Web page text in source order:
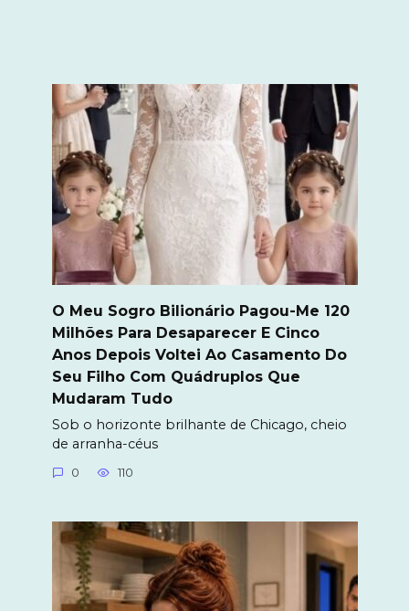
O Meu Sogro Bilionário Pagou-Me 120
Milhões Para Desaparecer E Cinco
Anos Depois Voltei Ao Casamento Do
Seu Filho Com Quádruplos Que
Mudaram Tudo
Sob o horizonte brilhante de Chicago, cheio
de arranha-céus
0 110